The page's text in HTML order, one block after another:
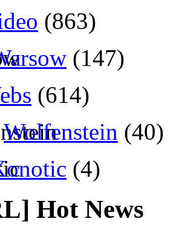
(863)
(147)
(614)
Wolfenstein (40)
(4)
Hot News